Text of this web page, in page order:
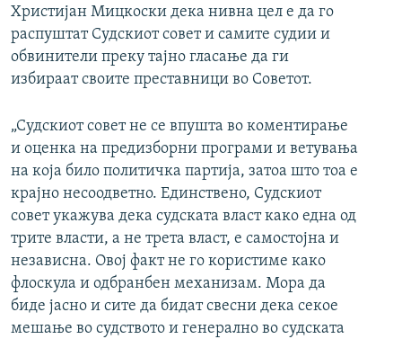
Христијан Мицкоски дека нивна цел е да го
распуштат Судскиот совет и самите судии и
обвинители преку тајно гласање да ги
избираат своите преставници во Советот.
„Судскиот совет не се впуштa во коментирање
и оценка на предизборни програми и ветувања
на која било политичка партија, затоа што тоа е
крајно несоодветно. Единствено, Судскиот
совет укажува дека судската власт како една од
трите власти, а не трета власт, е самостојна и
независна. Овој факт не го користиме како
флоскула и одбранбен механизам. Мора да
биде јасно и сите да бидат свесни дека секое
мешање во судството и генерално во судската